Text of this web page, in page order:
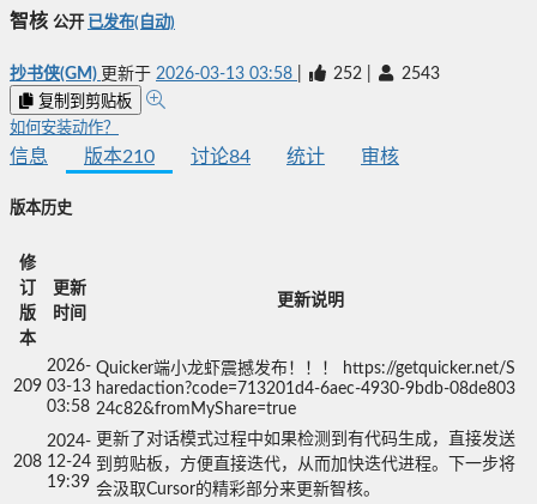
智核 公开 已发布(自动)
抄书侠(GM) 更新于 2026-03-13 03:58 252 2543
复制到剪贴板
如何安装动作？
信息 版本210 讨论84 统计 审核
版本历史
修
订
版
本
更新
时间
更新说明
209
2026-
03-13
03:58
Quicker端小龙虾震撼发布！！！ https://getquicker.net/S
haredaction?code=713201d4-6aec-4930-9bdb-08de803
24c82&fromMyShare=true
208
2024-
12-24
19:39
更新了对话模式过程中如果检测到有代码生成，直接发送
到剪贴板，方便直接迭代，从而加快迭代进程。下一步将
会汲取Cursor的精彩部分来更新智核。